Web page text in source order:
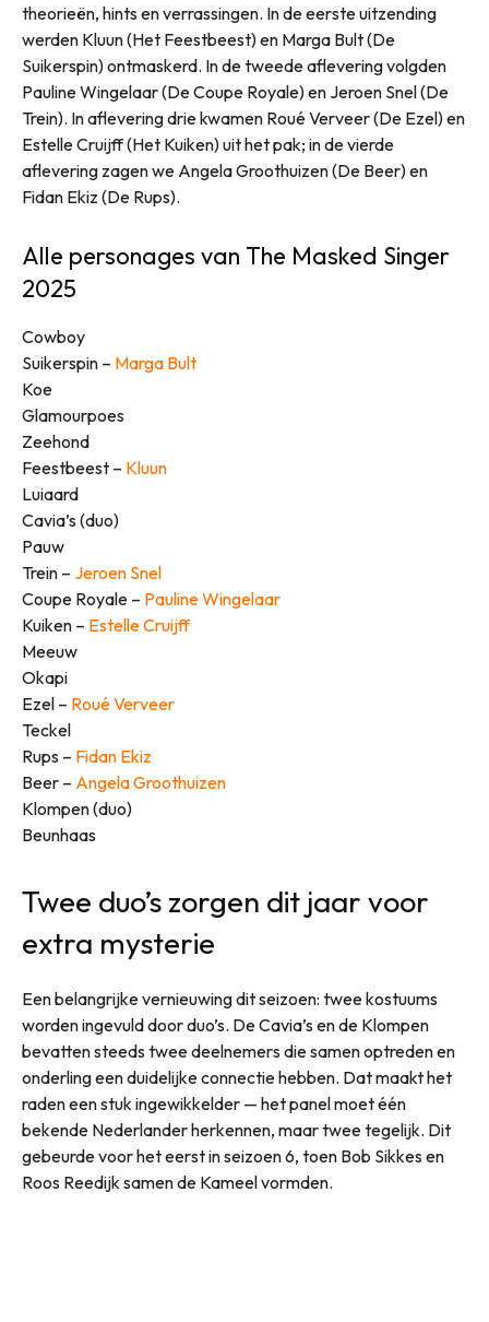
theorieën, hints en verrassingen. In de eerste uitzending
werden Kluun (Het Feestbeest) en Marga Bult (De
Suikerspin) ontmaskerd. In de tweede aflevering volgden
Pauline Wingelaar (De Coupe Royale) en Jeroen Snel (De
Trein). In aflevering drie kwamen Roué Verveer (De Ezel) en
Estelle Cruijff (Het Kuiken) uit het pak; in de vierde
aflevering zagen we Angela Groothuizen (De Beer) en
Fidan Ekiz (De Rups).
Alle personages van The Masked Singer
2025
Cowboy
Suikerspin – Marga Bult
Koe
Glamourpoes
Zeehond
Feestbeest – Kluun
Luiaard
Cavia’s (duo)
Pauw
Trein – Jeroen Snel
Coupe Royale – Pauline Wingelaar
Kuiken – Estelle Cruijff
Meeuw
Okapi
Ezel – Roué Verveer
Teckel
Rups – Fidan Ekiz
Beer – Angela Groothuizen
Klompen (duo)
Beunhaas
Twee duo’s zorgen dit jaar voor
extra mysterie
Een belangrijke vernieuwing dit seizoen: twee kostuums
worden ingevuld door duo’s. De Cavia’s en de Klompen
bevatten steeds twee deelnemers die samen optreden en
onderling een duidelijke connectie hebben. Dat maakt het
raden een stuk ingewikkelder — het panel moet één
bekende Nederlander herkennen, maar twee tegelijk. Dit
gebeurde voor het eerst in seizoen 6, toen Bob Sikkes en
Roos Reedijk samen de Kameel vormden.